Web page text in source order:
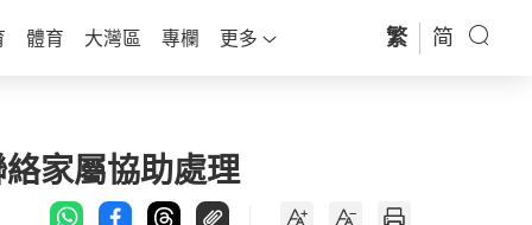
體育 大灣區 專欄 更多 繁 简
家屬協助處理